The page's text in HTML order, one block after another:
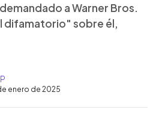
a Warner Bros.
difamatorio" sobre él,
enero de 2025